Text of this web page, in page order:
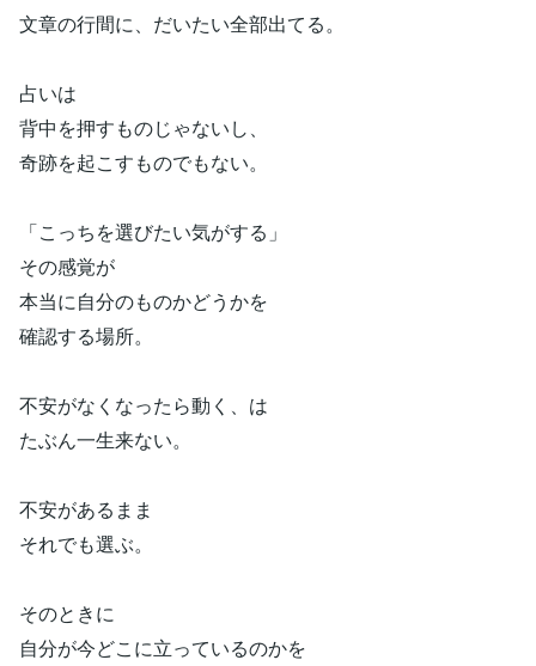
文章の行間に、だいたい全部出てる。
占いは
背中を押すものじゃないし、
奇跡を起こすものでもない。
「こっちを選びたい気がする」
その感覚が
本当に自分のものかどうかを
確認する場所。
不安がなくなったら動く、は
たぶん一生来ない。
不安があるまま
それでも選ぶ。
そのときに
自分が今どこに立っているのかを